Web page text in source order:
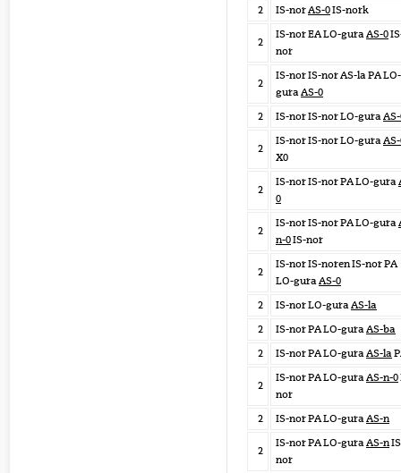
2
IS-norAS-0IS-nork
2
IS-nor EA LO-guraAS-0
nor
2
IS-nor IS-nor AS-la PA LO-
guraAS-0
2
IS-nor IS-nor LO-gura
2
IS-nor IS-nor LO-gura
X0
2
IS-nor IS-nor PA LO-gura
0
2
IS-nor IS-nor PA LO-gura
n-0IS-nor
2
IS-nor IS-noren IS-nor PA
LO-guraAS-0
2
IS-nor LO-guraAS-la
2
IS-nor PA LO-guraAS-ba
2
IS-nor PA LO-guraAS-la
2
IS-nor PA LO-guraAS-n-0
nor
2
IS-nor PA LO-guraAS-n
2
IS-nor PA LO-guraAS-n
nor